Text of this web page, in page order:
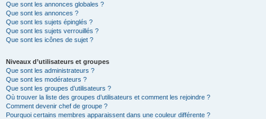
Que sont les annonces globales ?
Que sont les annonces ?
Que sont les sujets épinglés ?
Que sont les sujets verrouillés ?
Que sont les icônes de sujet ?
Niveaux d’utilisateurs et groupes
Que sont les administrateurs ?
Que sont les modérateurs ?
Que sont les groupes d’utilisateurs ?
Où trouver la liste des groupes d’utilisateurs et comment les rejoindre ?
Comment devenir chef de groupe ?
Pourquoi certains membres apparaissent dans une couleur différente ?